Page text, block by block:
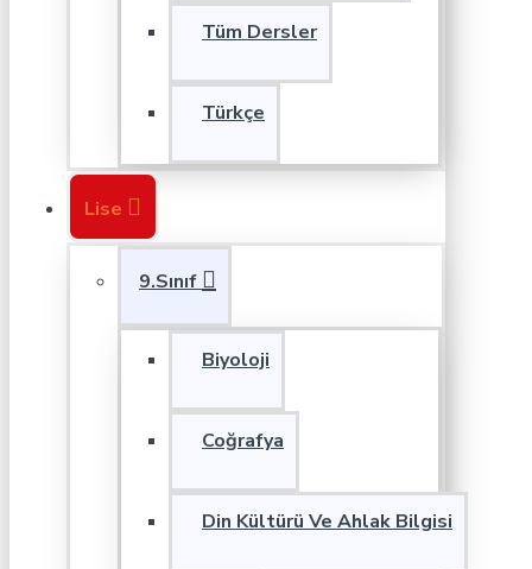
Tüm Dersler
Türkçe
Lise
9.Sınıf
Biyoloji
Coğrafya
Din Kültürü Ve Ahlak Bilgisi